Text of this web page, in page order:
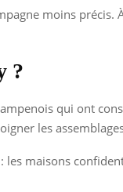
moins précis.
?
qui ont
les
les maisons